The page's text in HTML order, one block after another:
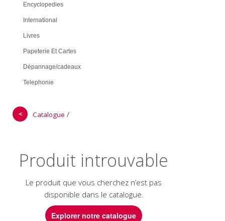
Encyclopedies
International
Livres
Papeterie Et Cartes
Dépannage/cadeaux
Telephonie
＜ Catalogue /
Produit introuvable
Le produit que vous cherchez n’est pas
disponible dans le catalogue.
Explorer notre catalogue